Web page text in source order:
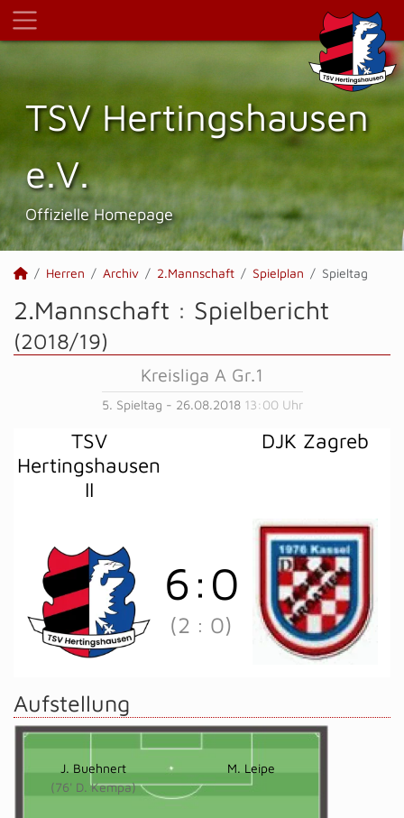
TSV Hertings­hausen
e.V.
Offizielle Homepage
Herren Archiv 2.Mannschaft Spielplan Spieltag
2.Mannschaft : Spielbericht
(2018/19)
Kreisliga A Gr.1
5. Spieltag - 26.08.2018 13:00 Uhr
TSV
Hertingshausen
II
DJK Zagreb
6: 0
(2 : 0)
Aufstellung
J. Buehnert
(76' D. Kempa)
M. Leipe